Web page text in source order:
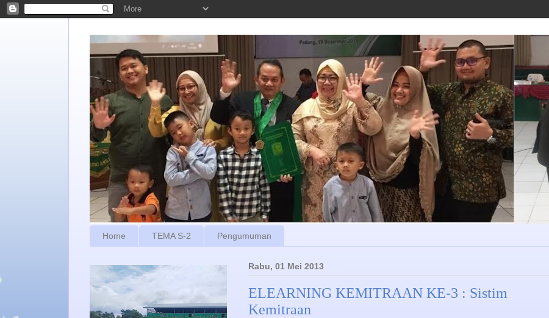
Home TEMA S-2 Pengumuman
Rabu, 01 Mei 2013
ELEARNING KEMITRAAN KE-3 : Sistim
Kemitraan